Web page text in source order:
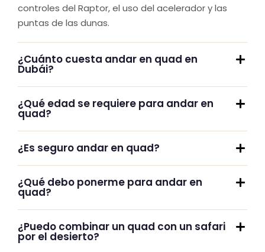
controles del Raptor, el uso del acelerador y las
puntas de las dunas.
¿Cuánto cuesta andar en quad en
Dubái?
¿Qué edad se requiere para andar en
quad?
¿Es seguro andar en quad?
¿Qué debo ponerme para andar en
quad?
¿Puedo combinar un quad con un safari
por el desierto?